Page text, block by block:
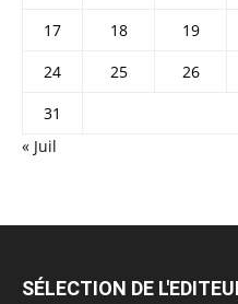
17
18 19
24
25 26
31
« Juil
SÉLECTION DE